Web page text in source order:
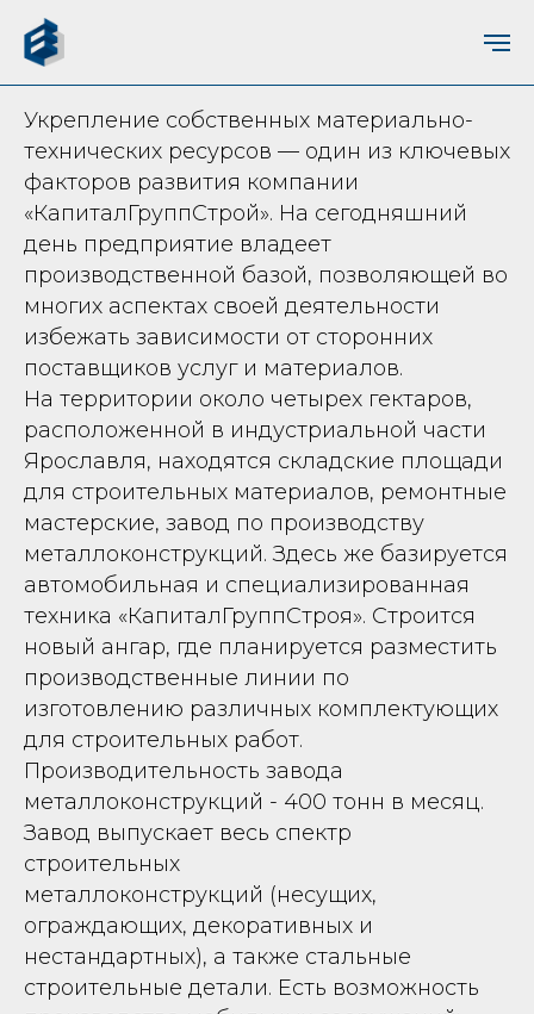
Укрепление собственных материально-
технических ресурсов — один из ключевых
факторов развития компании
«КапиталГруппСтрой». На сегодняшний
день предприятие владеет
производственной базой, позволяющей во
многих аспектах своей деятельности
избежать зависимости от сторонних
поставщиков услуг и материалов.
На территории около четырех гектаров,
расположенной в индустриальной части
Ярославля, находятся складские площади
для строительных материалов, ремонтные
мастерские, завод по производству
металлоконструкций. Здесь же базируется
автомобильная и специализированная
техника «КапиталГруппСтроя». Строится
новый ангар, где планируется разместить
производственные линии по
изготовлению различных комплектующих
для строительных работ.
Производительность завода
металлоконструкций - 400 тонн в месяц.
Завод выпускает весь спектр
строительных
металлоконструкций (несущих,
ограждающих, декоративных и
нестандартных), а также стальные
строительные детали. Есть возможность